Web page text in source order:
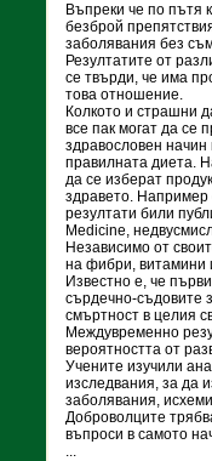
Въпреки че по пътя
безброй
заболявания без
Резултатите от
се твърди, че има
това отношение.
Колкото и страшни
все пак могат да се
здравословен начин
правилната диета.
да се изберат
здравето. Например
резултати били
Medicine,
Независимо от
на фибри, витамини
Известно е, че
сърдечно-съдовите
смъртност в целия
Междувременно
вероятността от
Учените изучили
изследвания, за да
заболявания,
Доброволците
въпроси в самото
...